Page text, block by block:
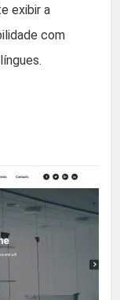
exibir a
com